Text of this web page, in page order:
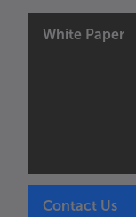
White Paper
Contact Us